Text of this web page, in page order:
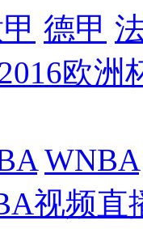
德甲
欧洲
WNBA
视频直